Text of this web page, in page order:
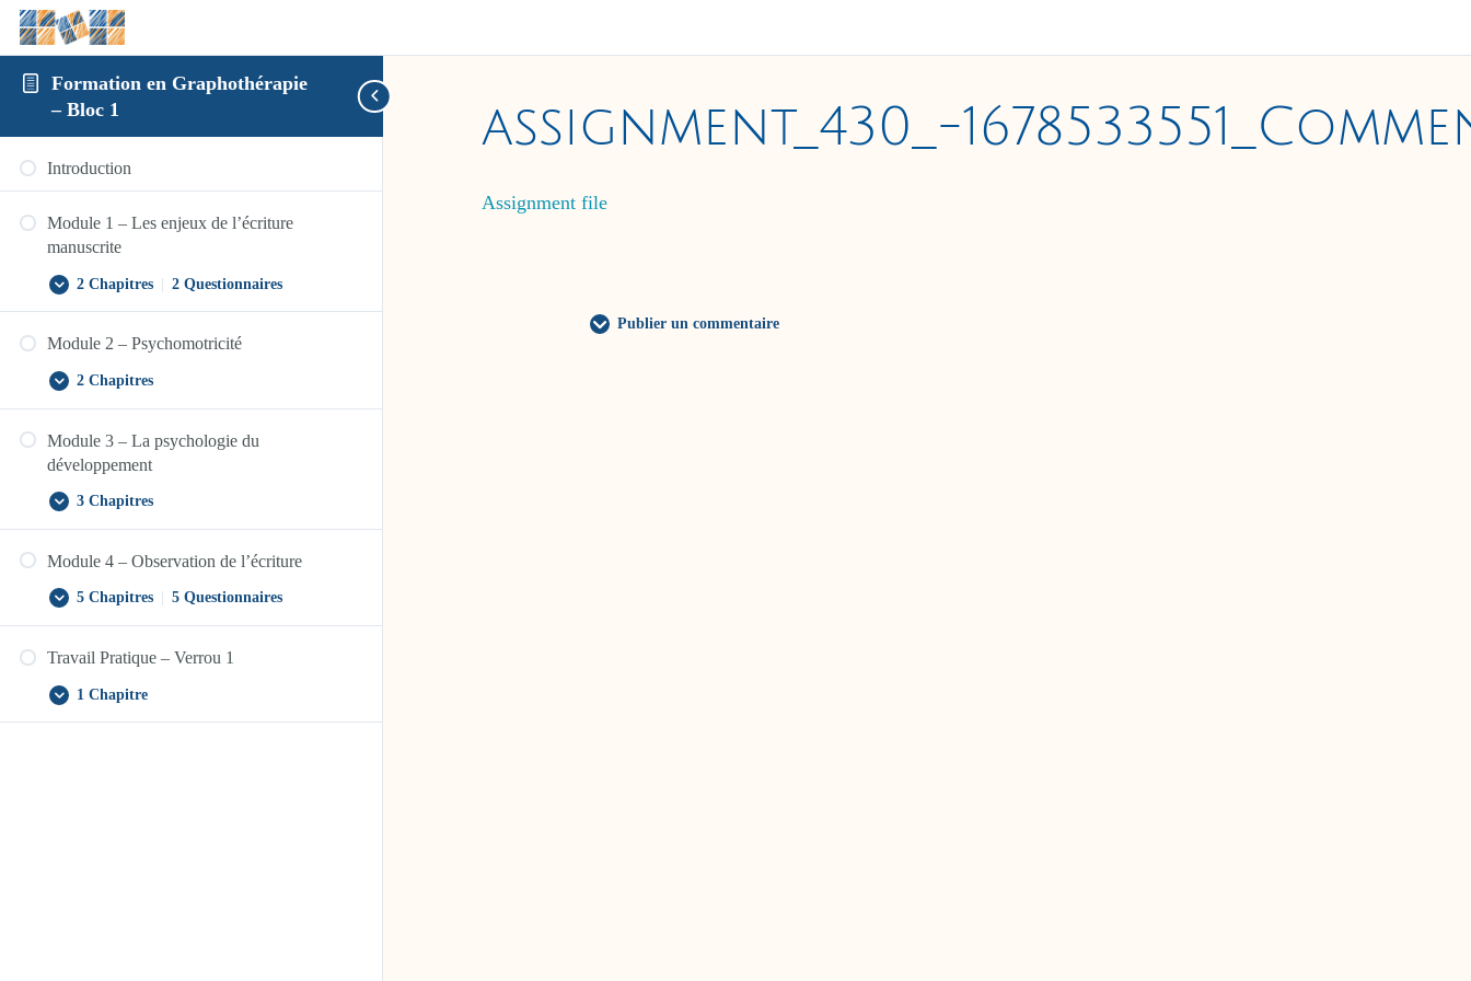
Formation en Graphothérapie
– Bloc 1
Introduction
Module 1 – Les enjeux de l’écriture
manuscrite
Afficher
Module
1
Les
de
l’écriture
manuscrite
2 Chapitres | 2 Questionnaires
Module 2 – Psychomotricité
Afficher
Module
2
Psychomotricité
2 Chapitres
Module 3 – La psychologie du
développement
Afficher
Module
3
La
du
développement
3 Chapitres
Module 4 – Observation de l’écriture
Afficher
Module
4
Observation
l’écriture
5 Chapitres 5 Questionnaires
Travail Pratique – Verrou 1
Afficher
Travail
Pratique
1 Chapitre
assignment_430_-
Assignment file
Publier un commentaire